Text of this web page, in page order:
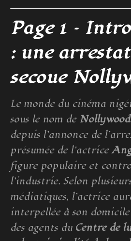
Page 1 –
: une
secoue
Le monde du cinéma
sous le nom de Nollywood
depuis l’annonce de
présumée de l’actrice
figure populaire et
l’industrie. Selon
médiatiques, l’actrice
interpellée à son
des agents du Centre de